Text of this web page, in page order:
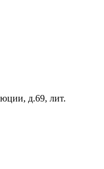
д.69, лит.